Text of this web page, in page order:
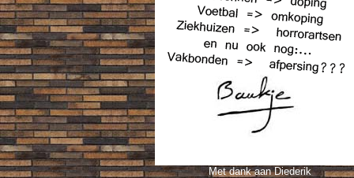
Met dank aan Diederik